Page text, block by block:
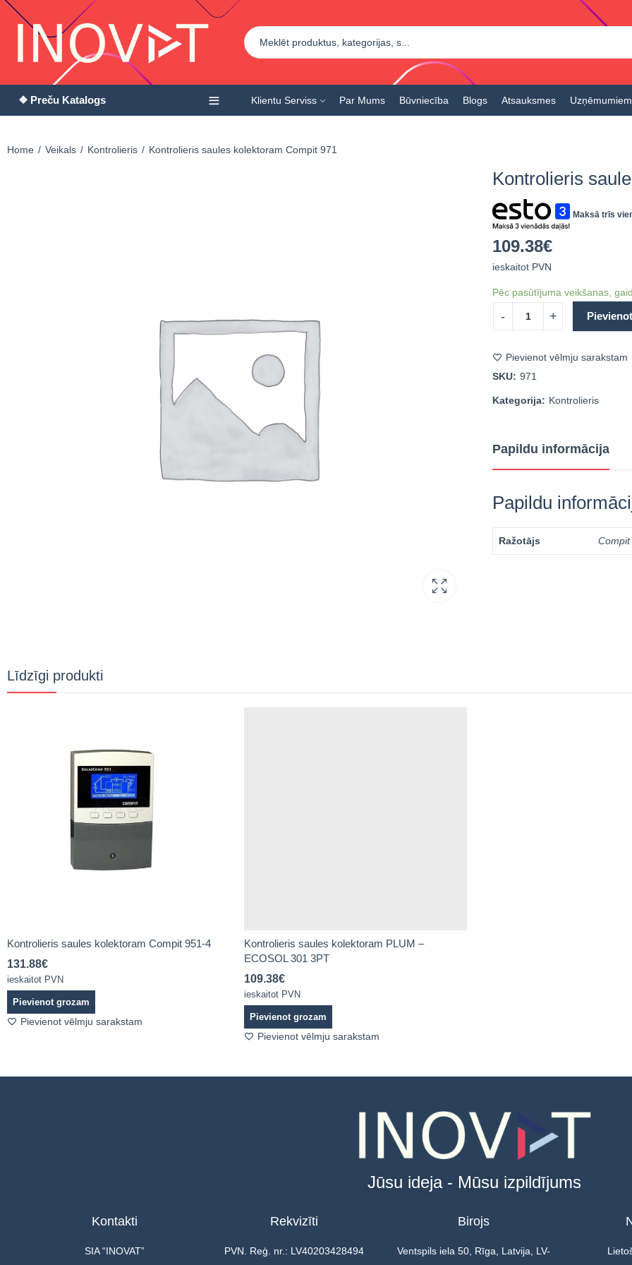
❖ Preču Katalogs Klientu Serviss Par Mums Būvniecība Blogs Atsauksmes Uzņēmumiem
Home Veikals Kontrolieris Kontrolieris saules kolektoram Compit 971
Kontrolieris
Maksā trīs
109.38€
ieskaitot PVN
Pēc pasūtījuma veikšanas,
Pievienot vēlmju sarakstam
SKU: 971
Kategorija: Kontrolieris
Papildu informācija
Papildu
Ražotājs Compit
Līdzīgi produkti
Kontrolieris saules kolektoram Compit 951-4
131.88€
ieskaitot PVN
Pievienot grozam
Pievienot vēlmju sarakstam
Kontrolieris saules kolektoram PLUM –
ECOSOL 301 3PT
109.38€
ieskaitot PVN
Pievienot grozam
Pievienot vēlmju sarakstam
Jūsu ideja - Mūsu izpildījums
Kontakti
SIA “INOVAT”
Rekvizīti
PVN. Reģ. nr.: LV40203428494
Birojs
Ventspils iela 50, Rīga, Latvija, LV-